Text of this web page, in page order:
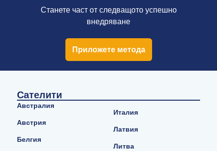
Станете част от следващото успешно
внедряване
Приложете метода
Сателити
Австралия
Австрия
Белгия
Италия
Латвия
Литва